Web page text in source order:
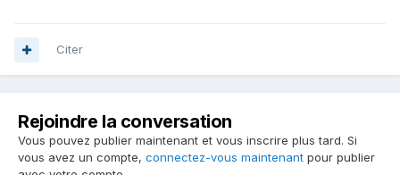
Citer
Rejoindre la conversation
Vous pouvez publier maintenant et vous inscrire plus tard. Si
vous avez un compte, connectez-vous maintenant pour publier